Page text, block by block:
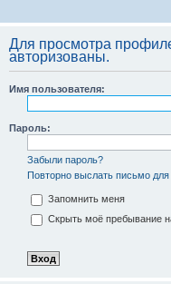
Для просмотра
авторизованы.
Имя пользователя:
Пароль:
Забыли пароль?
Повторно выслать письмо для
Запомнить меня
Скрыть моё пребывание